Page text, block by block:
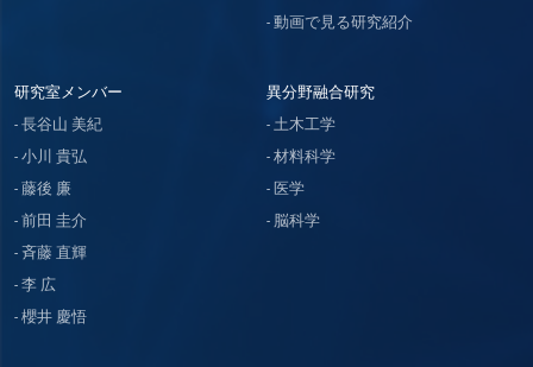
動画で見る研究紹介
研究室メンバー
長谷山 美紀
小川 貴弘
藤後 廉
前田 圭介
斉藤 直輝
李 広
櫻井 慶悟
異分野融合研究
土木工学
材料科学
医学
脳科学